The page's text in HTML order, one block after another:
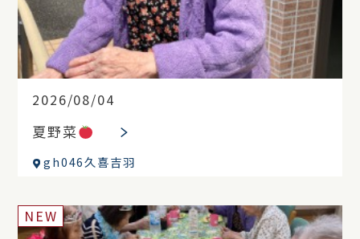
2026/08/04
夏野菜
gh046久喜吉羽
NEW